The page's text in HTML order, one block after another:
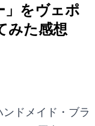
をヴェポ
みた感想
ドメイド・ブラ